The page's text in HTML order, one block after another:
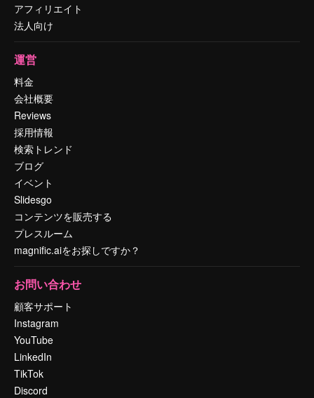
アフィリエイト
法人向け
運営
料金
会社概要
Reviews
採用情報
検索トレンド
ブログ
イベント
Slidesgo
コンテンツを販売する
プレスルーム
magnific.aiをお探しですか？
お問い合わせ
顧客サポート
Instagram
YouTube
LinkedIn
TikTok
Discord